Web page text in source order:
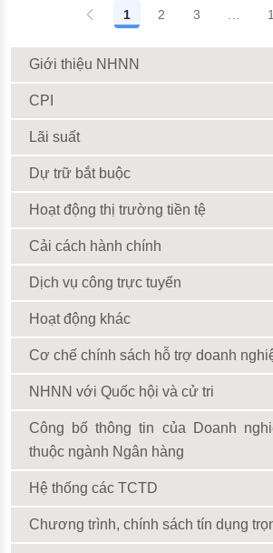
1 2 3
Giới thiệu NHNN
CPI
Lãi suất
Dự trữ bắt buộc
Hoạt động thị trường tiền tệ
Cải cách hành chính
Dịch vụ công trực tuyến
Hoạt động khác
Cơ chế chính sách hỗ trợ doanh
NHNN với Quốc hội và cử tri
Công bố thông tin của Doanh
thuộc ngành Ngân hàng
Hệ thống các TCTD
Chương trình, chính sách tín dụng